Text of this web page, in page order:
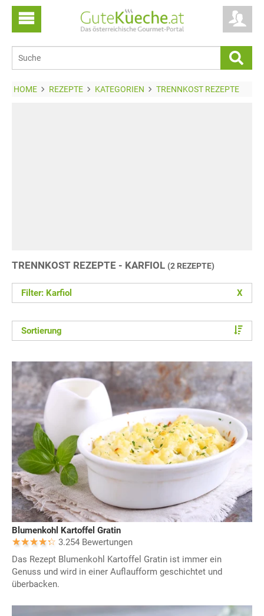
HOME REZEPTE KATEGORIEN TRENNKOST REZEPTE
TRENNKOST REZEPTE - KARFIOL (2 REZEPTE)
Filter: Karfiol X
Sortierung
Blumenkohl Kartoffel Gratin
3.254 Bewertungen
Das Rezept Blumenkohl Kartoffel Gratin ist immer ein
Genuss und wird in einer Auflaufform geschichtet und
überbacken.